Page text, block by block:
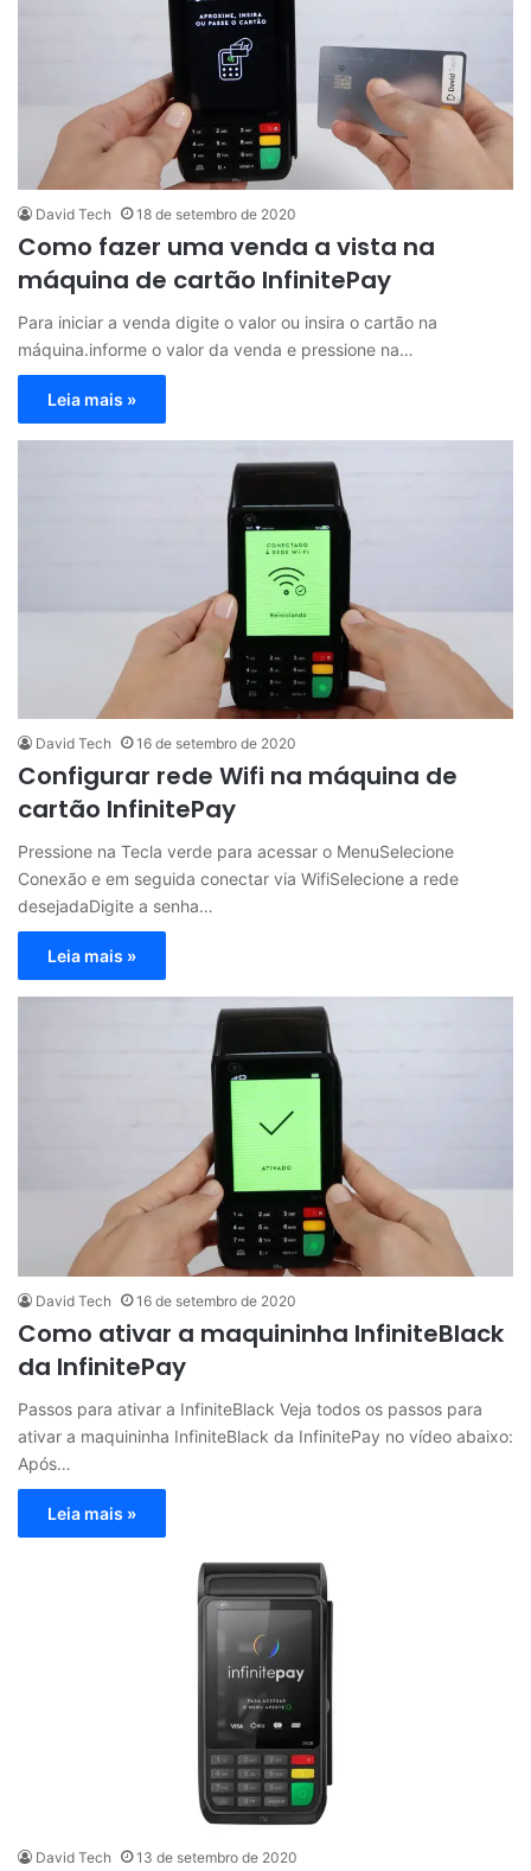
David Tech 18 de setembro de 2020
Como fazer uma venda a vista na
máquina de cartão InfinitePay
Para iniciar a venda digite o valor ou insira o cartão na
máquina.informe o valor da venda e pressione na…
Leia mais »
David Tech 16 de setembro de 2020
Configurar rede Wifi na máquina de
cartão InfinitePay
Pressione na Tecla verde para acessar o MenuSelecione
Conexão e em seguida conectar via WifiSelecione a rede
desejadaDigite a senha…
Leia mais »
David Tech 16 de setembro de 2020
Como ativar a maquininha InfiniteBlack
da InfinitePay
Passos para ativar a InfiniteBlack Veja todos os passos para
ativar a maquininha InfiniteBlack da InfinitePay no vídeo abaixo:
Após…
Leia mais »
David Tech 13 de setembro de 2020